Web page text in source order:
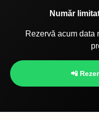
Număr
Rezervă acum data
📲